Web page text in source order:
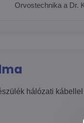
Orvostechnika a Dr.
hálózati kábellel